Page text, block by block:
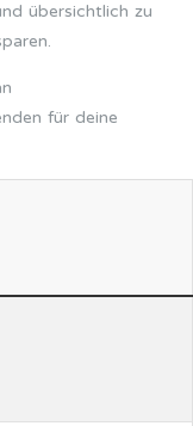
übersichtlich zu
für deine